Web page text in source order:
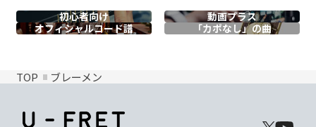
初心者向け
動画プラス
オフィシャルコード譜 「カポなし」の曲
TOP ブレーメン